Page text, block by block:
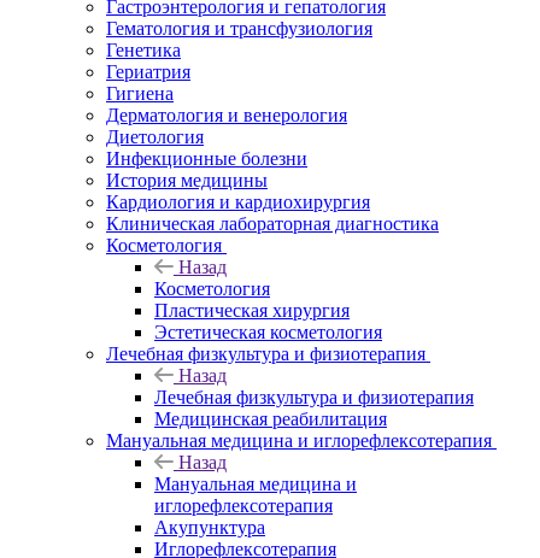
Гастроэнтерология и гепатология
Гематология и трансфузиология
Генетика
Гериатрия
Гигиена
Дерматология и венерология
Диетология
Инфекционные болезни
История медицины
Кардиология и кардиохирургия
Клиническая лабораторная диагностика
Косметология
Назад
Косметология
Пластическая хирургия
Эстетическая косметология
Лечебная физкультура и физиотерапия
Назад
Лечебная физкультура и физиотерапия
Медицинская реабилитация
Мануальная медицина и иглорефлексотерапия
Назад
Мануальная медицина и
иглорефлексотерапия
Акупунктура
Иглорефлексотерапия